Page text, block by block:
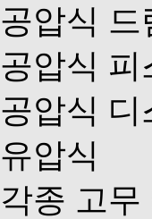
공압식 드
공압식 피
공압식 디
유압식
각종 고무